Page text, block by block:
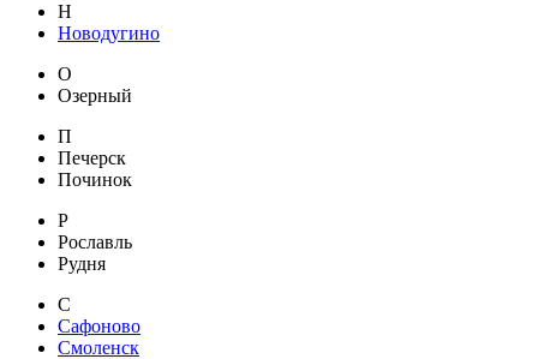
Н
Новодугино
О
Озерный
П
Печерск
Починок
Р
Рославль
Рудня
С
Сафоново
Смоленск